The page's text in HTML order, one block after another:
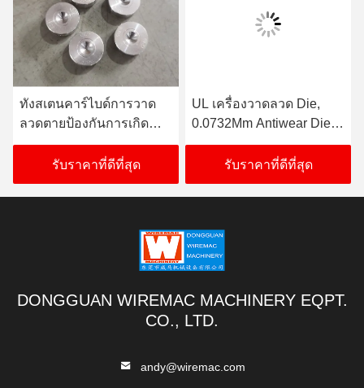
ทังสเตนคาร์ไบด์การวาด
ลวดตายป้องกันการเกิด
ออกซิเดชัน 0.040 มม. Size
รับราคาที่ดีที่สุด
UL เครื่องวาดลวด Die,
0.0732Mm Antiwear Dies
สำหรับการวาด
รับราคาที่ดีที่สุด
DONGGUAN WIREMAC MACHINERY EQPT.
CO., LTD.
andy@wiremac.com